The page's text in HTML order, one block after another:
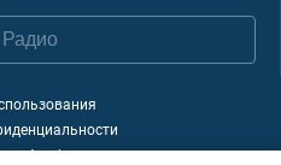
Радио
Academy